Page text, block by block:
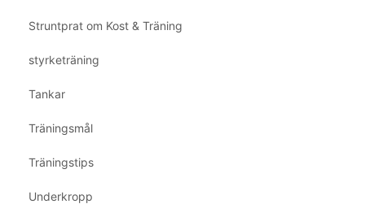
Struntprat om Kost & Träning
styrketräning
Tankar
Träningsmål
Träningstips
Underkropp